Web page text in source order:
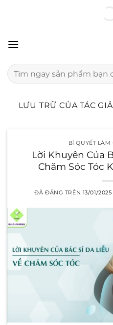
dung
Tìm
kiếm:
LƯU TRỮ CỦA TÁC
BÍ QUYẾT LÀM
Lời Khuyên Của
Chăm Sóc Tóc
ĐÃ ĐĂNG TRÊN 13/01/2025